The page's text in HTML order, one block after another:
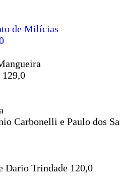
de Milícias
Carbonelli e Paulo dos
Dario Trindade 120,0